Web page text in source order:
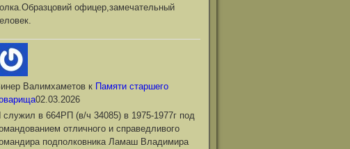
офицер,замечательный
Валимхаметовк Памяти старшего
02.03.2026
служил в 664РП (в/ч 34085) в 1975-1977г под
отличного и справедливого
подполковника Ламаш Владимира